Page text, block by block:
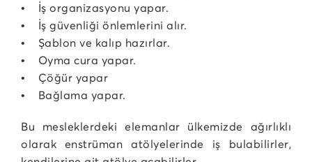
• İş organizasyonu yapar.
• İş güvenliği önlemlerini alır.
• Şablon ve kalıp hazırlar.
• Oyma cura yapar.
• Çöğür yapar
• Bağlama yapar.
Bu mesleklerdeki elemanlar ülkemizde ağırlıklı
olarak enstrüman atölyelerinde iş bulabilirler,